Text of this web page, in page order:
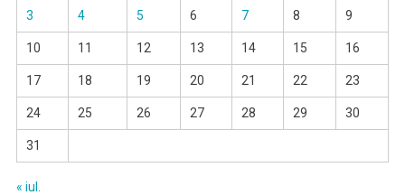
3 4 5 6 7 8 9
10 11 12 13 14 15 16
17 18 19 20 21 22 23
24 25 26 27 28 29 30
31
« iul.